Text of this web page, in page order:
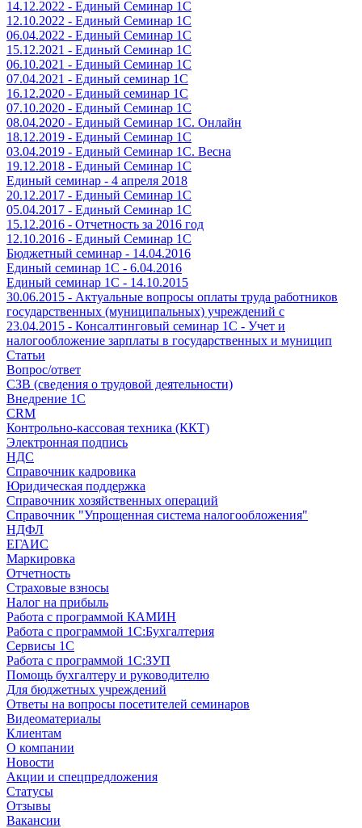
14.12.2022 - Единый Семинар 1С
12.10.2022 - Единый Семинар 1С
06.04.2022 - Единый Семинар 1С
15.12.2021 - Единый Семинар 1С
06.10.2021 - Единый Семинар 1С
07.04.2021 - Единый семинар 1С
16.12.2020 - Единый семинар 1С
07.10.2020 - Единый Семинар 1С
08.04.2020 - Единый Семинар 1С. Онлайн
18.12.2019 - Единый Семинар 1С
03.04.2019 - Единый Семинар 1С. Весна
19.12.2018 - Единый Семинар 1С
Единый семинар - 4 апреля 2018
20.12.2017 - Единый Семинар 1С
05.04.2017 - Единый Семинар 1С
15.12.2016 - Отчетность за 2016 год
12.10.2016 - Единый Семинар 1С
Бюджетный семинар - 14.04.2016
Единый семинар 1С - 6.04.2016
Единый семинар 1С - 14.10.2015
30.06.2015 - Актуальные вопросы оплаты труда работников
государственных (муниципальных) учреждений с
23.04.2015 - Консалтинговый семинар 1С - Учет и
налогообложение зарплаты в государственных и муницип
Статьи
Вопрос/ответ
СЗВ (сведения о трудовой деятельности)
Внедрение 1С
CRM
Контрольно-кассовая техника (ККТ)
Электронная подпись
НДС
Справочник кадровика
Юридическая поддержка
Справочник хозяйственных операций
Справочник "Упрощенная система налогообложения"
НДФЛ
ЕГАИС
Маркировка
Отчетность
Страховые взносы
Налог на прибыль
Работа с программой КАМИН
Работа с программой 1С:Бухгалтерия
Сервисы 1С
Работа с программой 1С:ЗУП
Помощь бухгалтеру и руководителю
Для бюджетных учреждений
Ответы на вопросы посетителей семинаров
Видеоматериалы
Клиентам
О компании
Новости
Акции и спецпредложения
Статусы
Отзывы
Вакансии